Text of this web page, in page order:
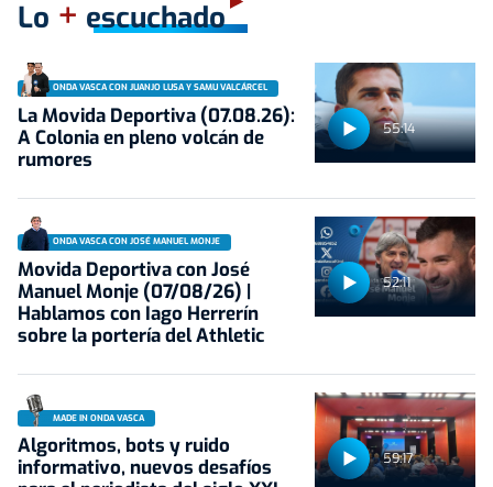
Lo + escuchado
55:14
ONDA VASCA CON JUANJO LUSA Y SAMU VALCÁRCEL
La Movida Deportiva (07.08.26):
A Colonia en pleno volcán de
rumores
52:11
ONDA VASCA CON JOSÉ MANUEL MONJE
Movida Deportiva con José
Manuel Monje (07/08/26) |
Hablamos con Iago Herrerín
sobre la portería del Athletic
59:17
MADE IN ONDA VASCA
Algoritmos, bots y ruido
informativo, nuevos desafíos